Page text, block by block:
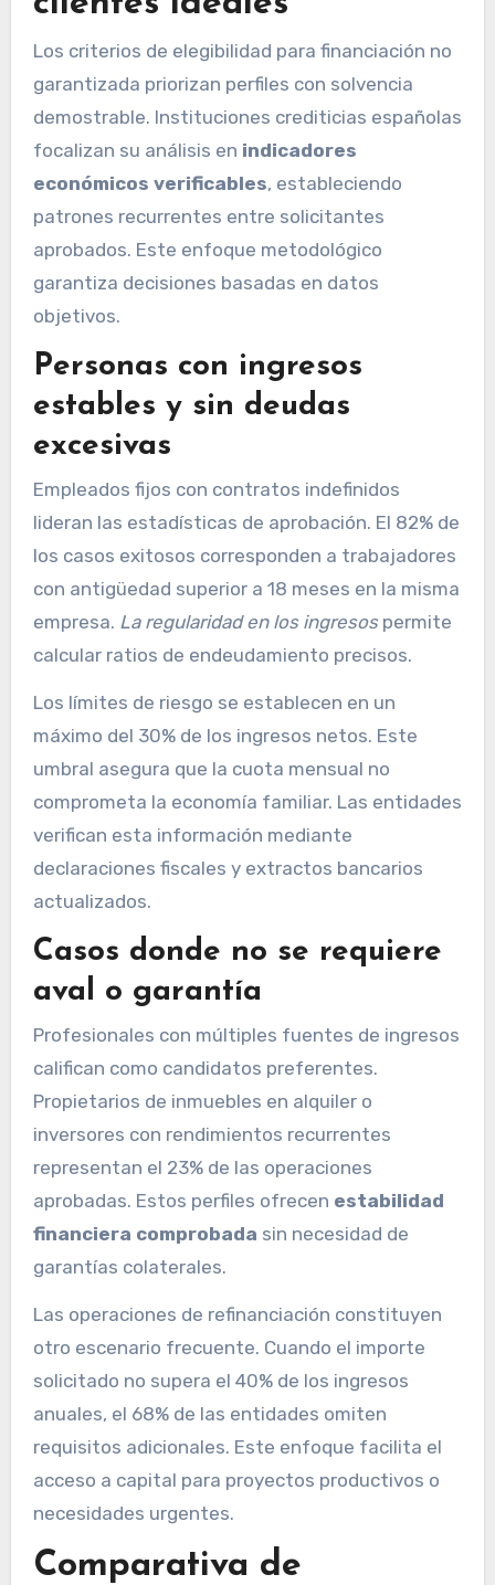
Los criterios de elegibilidad para financiación no
garantizada priorizan perfiles con solvencia
demostrable. Instituciones crediticias españolas
focalizan su análisis en indicadores
económicos verificables, estableciendo
patrones recurrentes entre solicitantes
aprobados. Este enfoque metodológico
garantiza decisiones basadas en datos
objetivos.
Personas con ingresos
estables y sin deudas
excesivas
Empleados fijos con contratos indefinidos
lideran las estadísticas de aprobación. El 82% de
los casos exitosos corresponden a trabajadores
con antigüedad superior a 18 meses en la misma
empresa. La regularidad en los ingresospermite
calcular ratios de endeudamiento precisos.
Los límites de riesgo se establecen en un
máximo del 30% de los ingresos netos. Este
umbral asegura que la cuota mensual no
comprometa la economía familiar. Las entidades
verifican esta información mediante
declaraciones fiscales y extractos bancarios
actualizados.
Casos donde no se requiere
aval o garantía
Profesionales con múltiples fuentes de ingresos
califican como candidatos preferentes.
Propietarios de inmuebles en alquiler o
inversores con rendimientos recurrentes
representan el 23% de las operaciones
aprobadas. Estos perfiles ofrecen estabilidad
financiera comprobada sin necesidad de
garantías colaterales.
Las operaciones de refinanciación constituyen
otro escenario frecuente. Cuando el importe
solicitado no supera el 40% de los ingresos
anuales, el 68% de las entidades omiten
requisitos adicionales. Este enfoque facilita el
acceso a capital para proyectos productivos o
necesidades urgentes.
Comparativa de